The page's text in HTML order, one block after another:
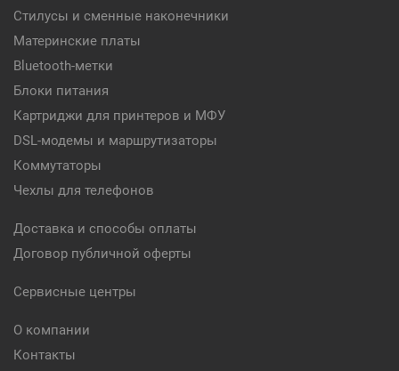
Стилусы и сменные наконечники
Материнские платы
Bluetooth-метки
Блоки питания
Картриджи для принтеров и МФУ
DSL-модемы и маршрутизаторы
Коммутаторы
Чехлы для телефонов
Доставка и способы оплаты
Договор публичной оферты
Сервисные центры
О компании
Контакты